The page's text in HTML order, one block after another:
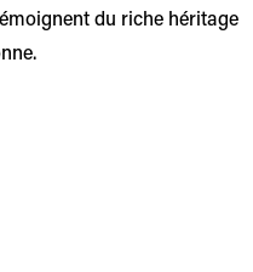
du riche héritage